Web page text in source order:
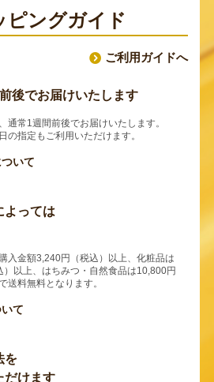
ピングガイド
ご利用ガイドへ
後でお届けいたします
通常1週間前後でお届けいたします。
の指定もご利用いただけます。
いて
よっては
入金額3,240円（税込）以上、化粧品は
）以上、はちみつ・自然食品は10,800円
送料無料となります。
て
を
だけます